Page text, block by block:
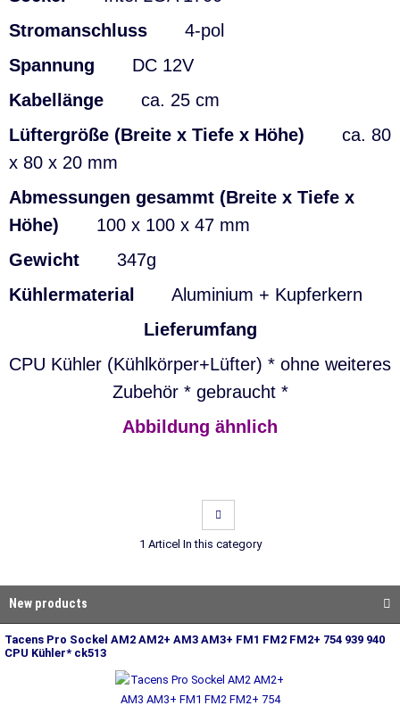
Stromanschluss 4-pol
Spannung DC 12V
Kabellänge ca. 25 cm
Lüftergröße (Breite x Tiefe x Höhe) ca. 80
x 80 x 20 mm
Abmessungen gesammt (Breite x Tiefe x
Höhe) 100 x 100 x 47 mm
Gewicht 347g
Kühlermaterial
Aluminium + Kupferkern
Lieferumfang
CPU Kühler (Kühlkörper+Lüfter) * ohne weiteres
Zubehör * gebraucht *
Abbildung ähnlich
1 Articel In this category
New products
Tacens Pro Sockel AM2 AM2+ AM3 AM3+ FM1 FM2 FM2+ 754 939 940
CPU Kühler* ck513